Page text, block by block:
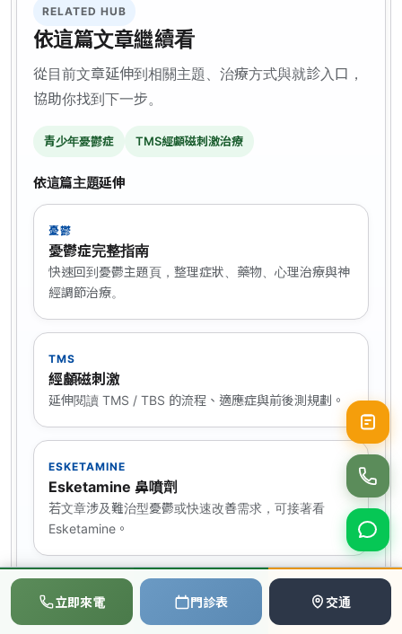
RELATED HUB
依這篇文章繼續看
從目前文章延伸到相關主題、治療方式與就診入口，
協助你找到下一步。
青少年憂鬱症 TMS經顱磁刺激治療
依這篇主題延伸
憂鬱
憂鬱症完整指南
快速回到憂鬱主題頁，整理症狀、藥物、心理治療與神
經調節治療。
TMS
經顱磁刺激
延伸閱讀 TMS / TBS 的流程、適應症與前後測規劃。
ESKETAMINE
Esketamine 鼻噴劑
若文章涉及難治型憂鬱或快速改善需求，可接著看
Esketamine。
BOOK
預約門診 / 成人諮商
立即來電 門診表 交通
📞 💬 📅